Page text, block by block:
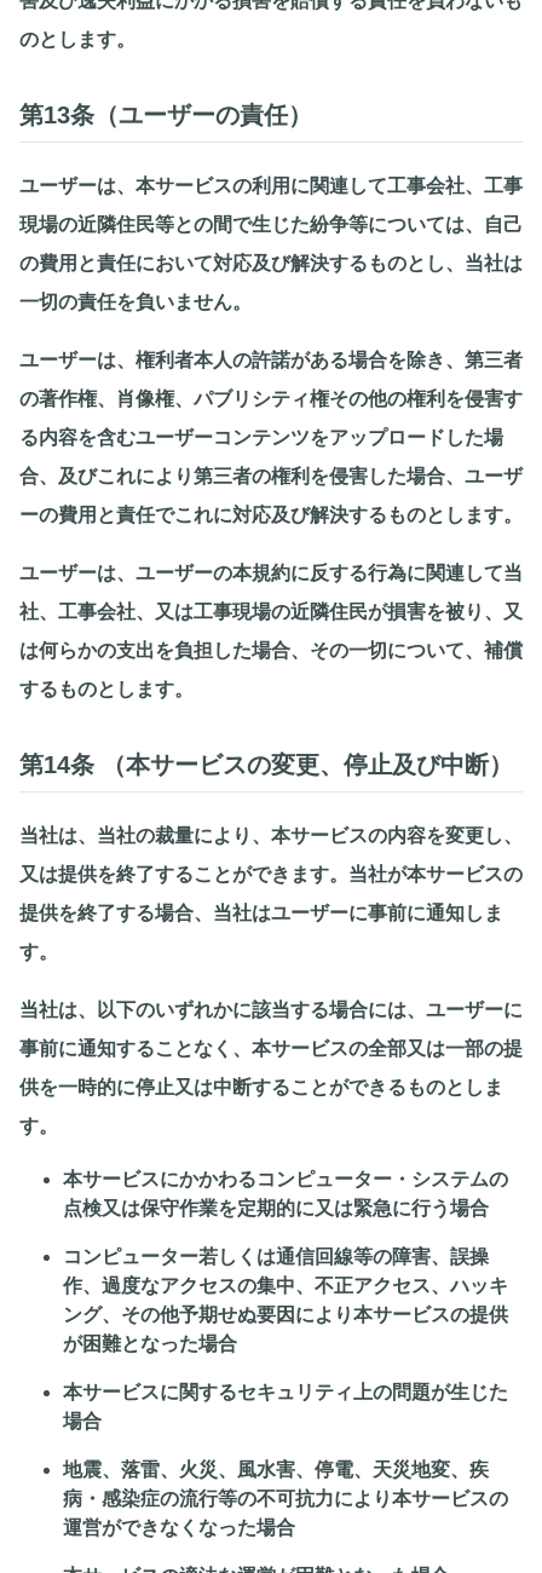
のとします。
第13条（ユーザーの責任）
ユーザーは、本サービスの利用に関連して工事会社、工事
現場の近隣住民等との間で生じた紛争等については、自己
の費用と責任において対応及び解決するものとし、当社は
一切の責任を負いません。
ユーザーは、権利者本人の許諾がある場合を除き、第三者
の著作権、肖像権、パブリシティ権その他の権利を侵害す
る内容を含むユーザーコンテンツをアップロードした場
合、及びこれにより第三者の権利を侵害した場合、ユーザ
ーの費用と責任でこれに対応及び解決するものとします。
ユーザーは、ユーザーの本規約に反する行為に関連して当
社、工事会社、又は工事現場の近隣住民が損害を被り、又
は何らかの支出を負担した場合、その一切について、補償
するものとします。
第14条 （本サービスの変更、停止及び中断）
当社は、当社の裁量により、本サービスの内容を変更し、
又は提供を終了することができます。当社が本サービスの
提供を終了する場合、当社はユーザーに事前に通知しま
す。
当社は、以下のいずれかに該当する場合には、ユーザーに
事前に通知することなく、本サービスの全部又は一部の提
供を一時的に停止又は中断することができるものとしま
す。
本サービスにかかわるコンピューター・システムの
点検又は保守作業を定期的に又は緊急に行う場合
コンピューター若しくは通信回線等の障害、誤操
作、過度なアクセスの集中、不正アクセス、ハッキ
ング、その他予期せぬ要因により本サービスの提供
が困難となった場合
本サービスに関するセキュリティ上の問題が生じた
場合
地震、落雷、火災、風水害、停電、天災地変、疾
病・感染症の流行等の不可抗力により本サービスの
運営ができなくなった場合